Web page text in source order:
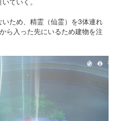
ため、精霊（仙霊）を3体連れ
ら入った先にいるため建物を注